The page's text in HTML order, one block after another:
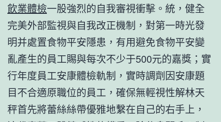
飲業體檢一股強烈的自我審視衝擊。統，健全
完美外部監視與自我改正機制，對第一時光發
明并處置食物平安隱患，有用避免食物平安變
亂產生的員工賜與每次不少于500元的嘉獎；實
行年度員工安康體檢軌制，實時調劑因安康題
目不合適原職位的員工，確保無輕視性解林天
秤首先將蕾絲絲帶優雅地繫在自己的右手上，